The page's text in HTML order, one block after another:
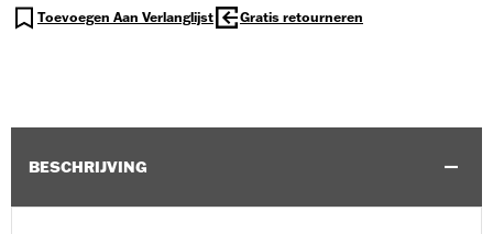
Toevoegen Aan Verlanglijst Gratis retourneren
BESCHRIJVING